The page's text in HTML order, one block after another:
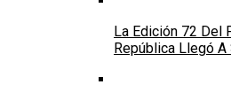
La Edición 72 Del
República Llegó A